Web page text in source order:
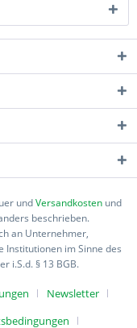
undVersandkostenund
beschrieben.
an Unternehmer,
im Sinne des
i.S.d. § 13 BGB.
Newsletter